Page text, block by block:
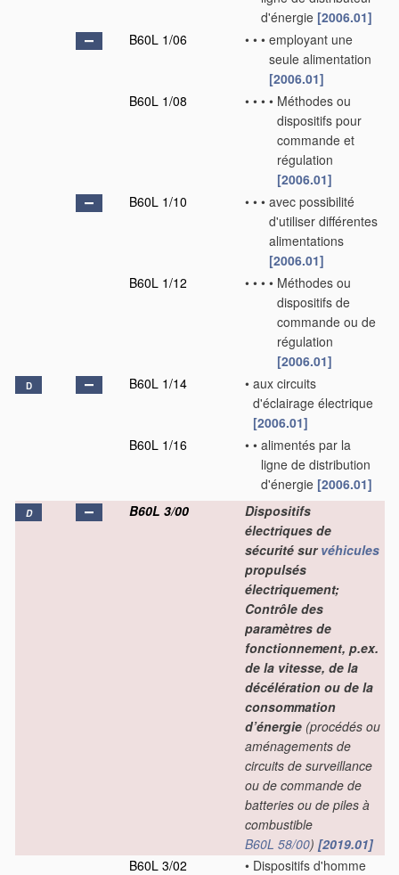
d'énergie [2006.01]
B60L 1/06
• • • employant une
seule alimentation
[2006.01]
B60L 1/08
• • • • Méthodes ou
dispositifs pour
commande et
régulation
[2006.01]
B60L 1/10
• • • avec possibilité
d'utiliser différentes
alimentations
[2006.01]
B60L 1/12
• • • • Méthodes ou
dispositifs de
commande ou de
régulation
[2006.01]
D B60L 1/14 • aux circuits
d'éclairage électrique
[2006.01]
B60L 1/16
• • alimentés par la
ligne de distribution
d'énergie [2006.01]
D B60L 3/00
Dispositifs
électriques de
sécurité survéhicules
propulsés
électriquement;
Contrôle des
paramètres de
fonctionnement, p.ex.
de la vitesse, de la
décélération ou de la
consommation
d’énergie (procédés ou
aménagements de
circuits de surveillance
ou de commande de
batteries ou de piles à
combustible
B60L 58/00) [2019.01]
B60L 3/02
• Dispositifs d'homme